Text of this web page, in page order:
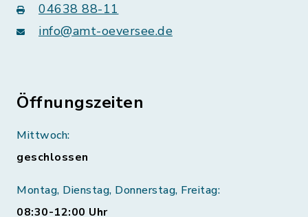
04638 88-11
info@amt-oeversee.de
Öffnungszeiten
Mittwoch:
geschlossen
Montag, Dienstag, Donnerstag, Freitag:
08:30-12:00 Uhr